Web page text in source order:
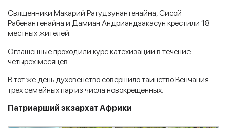
Священники Макарий Ратудзунантенайна, Сисой
Рабенантенайна и Дамиан Андриандзакасун крестили 18
местных жителей.
Оглашенные проходили курс катехизации в течение
четырех месяцев.
В тот же день духовенство совершило таинство Венчания
трех семейных пар из числа новокрещенных.
Патриарший экзархат Африки